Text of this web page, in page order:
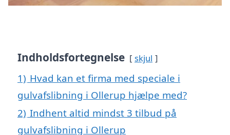
Indholdsfortegnelse skjul
1) Hvad kan et firma med speciale i
gulvafslibning i Ollerup hjælpe med?
2) Indhent altid mindst 3 tilbud på
gulvafslibning i Ollerup